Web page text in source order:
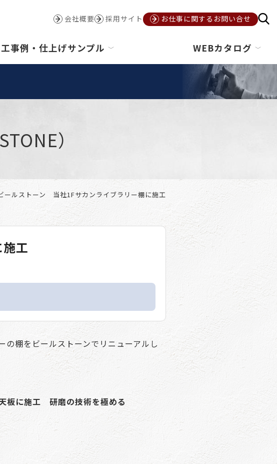
会社概要 採用サイト お仕事に関するお問い合せ
事例・仕上げサンプル WEBカタログ
）
ールストーン 当社1Fサカンライブラリー棚に施工
工
棚をビールストーンでリニューアルし
板に施工 研磨の技術を極める